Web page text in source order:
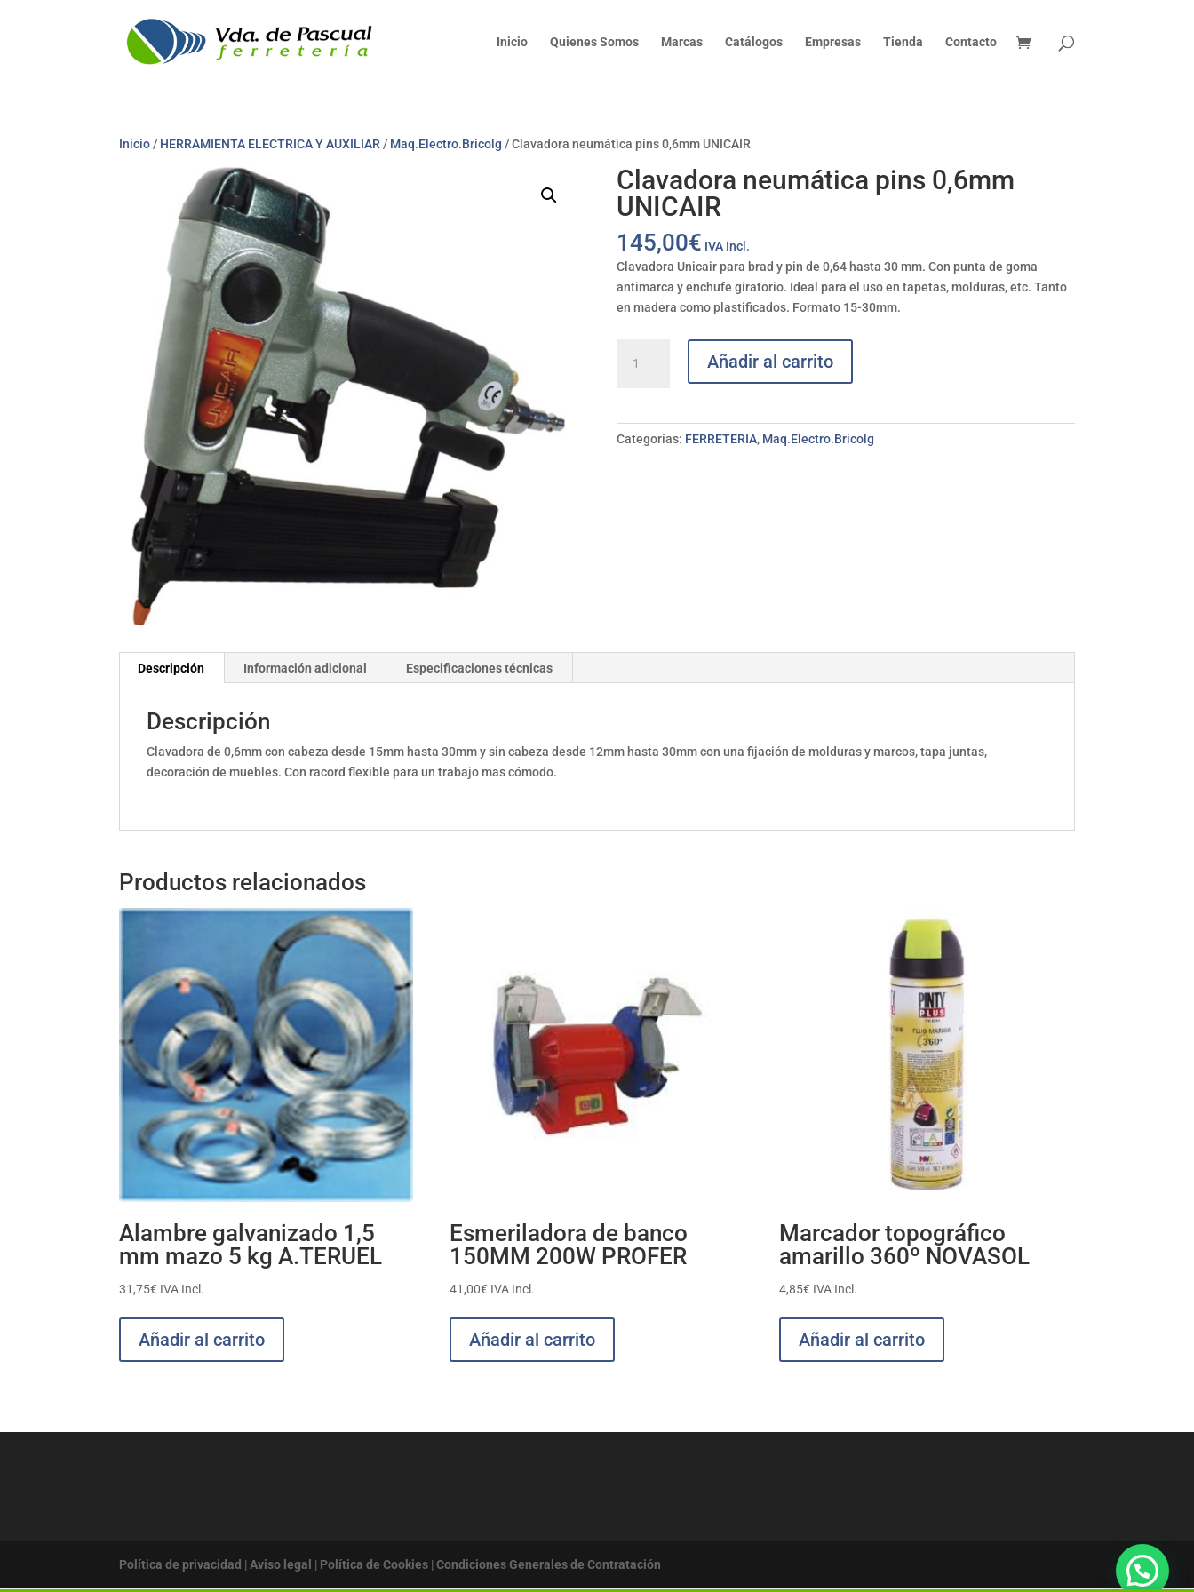
Inicio Quienes Somos Marcas Catálogos Empresas Tienda Contacto
Inicio / HERRAMIENTA ELECTRICA Y AUXILIAR / Maq.Electro.Bricolg / Clavadora neumática pins 0,6mm UNICAIR
Clavadora neumática pins 0,6mm
UNICAIR
145,00€ IVA Incl.
Clavadora Unicair para brad y pin de 0,64 hasta 30 mm. Con punta de goma
antimarca y enchufe giratorio. Ideal para el uso en tapetas, molduras, etc. Tanto
en madera como plastificados. Formato 15-30mm.
neumática
cantidad
Añadir al carrito
Categorías: FERRETERIA, Maq.Electro.Bricolg
Descripción Información adicional Especificaciones técnicas
Descripción
Clavadora de 0,6mm con cabeza desde 15mm hasta 30mm y sin cabeza desde 12mm hasta 30mm con una fijación de molduras y marcos, tapa juntas,
decoración de muebles. Con racord flexible para un trabajo mas cómodo.
Productos relacionados
Alambre galvanizado 1,5
mm mazo 5 kg A.TERUEL
31,75€ IVA Incl.
Añadir al carrito
Esmeriladora de banco
150MM 200W PROFER
41,00€ IVA Incl.
Añadir al carrito
Marcador topográfico
amarillo 360º NOVASOL
4,85€ IVA Incl.
Añadir al carrito
Política de privacidad |Aviso legal | Política de Cookies |Condiciones Generales de Contratación